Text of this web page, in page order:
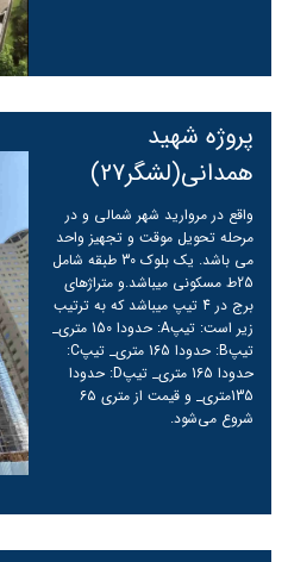
پروژه شهید
همدانی(لشگر27)
واقع در مروارید شهر شمالی و در
مرحله تحویل موقت و تجهیز واحد
می باشد. یک بلوک 30 طبقه شامل
25ط مسکونی میباشد.و متراژهای
برج در 4 تیپ میباشد که به ترتیب
زیر است: تیپA: حدودا 150 متری_
تیپB: حدودا 165 متری_ تیپC:
حدودا 165 متری_ تیپD: حدودا
135متری_ و قیمت از متری ۶۵
شروع می‌شود.